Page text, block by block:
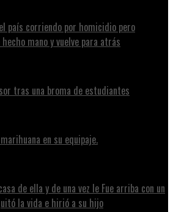
país corriendo por homicidio pero
mano y vuelve para atrás
tras una broma de estudiantes
en su equipaje.
de ella y de una vez le Fue arriba con un
la vida e hirió a su hijo